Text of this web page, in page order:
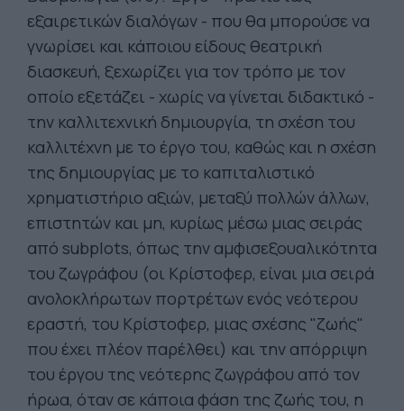
εξαιρετικών διαλόγων - που θα μπορούσε να
γνωρίσει και κάποιου είδους θεατρική
διασκευή, ξεχωρίζει για τον τρόπο με τον
οποίο εξετάζει - χωρίς να γίνεται διδακτικό -
την καλλιτεχνική δημιουργία, τη σχέση του
καλλιτέχνη με το έργο του, καθώς και η σχέση
της δημιουργίας με το καπιταλιστικό
χρηματιστήριο αξιών, μεταξύ πολλών άλλων,
επιστητών και μη, κυρίως μέσω μιας σειράς
από subplots, όπως την αμφισεξουαλικότητα
του ζωγράφου (οι Κρίστοφερ, είναι μια σειρά
ανολοκλήρωτων πορτρέτων ενός νεότερου
εραστή, του Κρίστοφερ, μιας σχέσης "ζωής"
που έχει πλέον παρέλθει) και την απόρριψη
του έργου της νεότερης ζωγράφου από τον
ήρωα, όταν σε κάποια φάση της ζωής του, η